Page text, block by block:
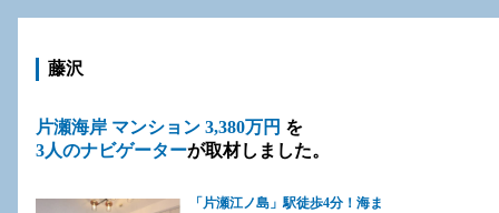
藤沢
片瀬海岸 マンション 3,380万円 を
3人のナビゲーターが取材しました。
「片瀬江ノ島」駅徒歩4分！海ま